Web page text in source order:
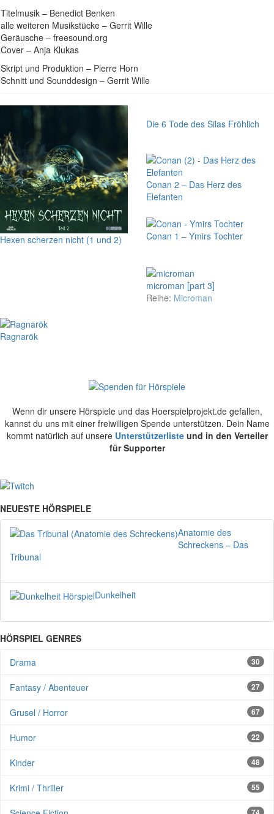
Titelmusik – Benedict Benken
alle weiteren Musikstücke – Gerrit Wille
Geräusche – freesound.org
Cover – Anja Klukas
Skript und Produktion – Pierre Horn
Schnitt und Sounddesign – Gerrit Wille
Hexen scherzen nicht (1 und 2)
Die 6 Tode des Silas Fröhlich
Conan 2 – Das Herz des
Elefanten
Conan 1 – Ymirs Tochter
microman [part 3]
Reihe: Microman
Ragnarök
Wenn dir unsere Hörspiele und das Hoerspielprojekt.de gefallen,
kannst du uns mit einer freiwilligen Spende unterstützen. Dein Name
kommt natürlich auf unsere Unterstützerlisteund in den Verteiler
für Supporter
NEUESTE HÖRSPIELE
Anatomie des
Schreckens – Das
Tribunal
Dunkelheit
HÖRSPIEL GENRES
30
Drama
27
Fantasy / Abenteuer
67
Grusel / Horror
22
Humor
48
Kinder
55
Krimi / Thriller